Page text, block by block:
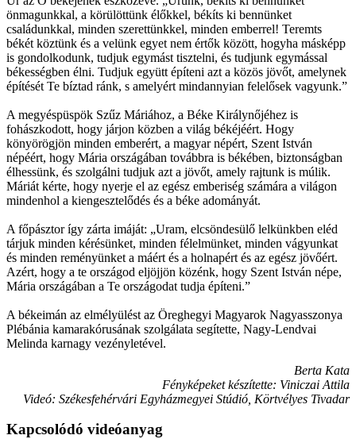
önmagunkkal, a körülöttünk élőkkel, békíts ki bennünket
családunkkal, minden szerettünkkel, minden emberrel! Teremts
békét köztünk és a velünk egyet nem értők között, hogyha másképp
is gondolkodunk, tudjuk egymást tisztelni, és tudjunk egymással
békességben élni. Tudjuk együtt építeni azt a közös jövőt, amelynek
építését Te bíztad ránk, s amelyért mindannyian felelősek vagyunk.”
A megyéspüspök Szűz Máriához, a Béke Királynőjéhez is
fohászkodott, hogy járjon közben a világ békéjéért. Hogy
könyörögjön minden emberért, a magyar népért, Szent István
népéért, hogy Mária országában továbbra is békében, biztonságban
élhessünk, és szolgálni tudjuk azt a jövőt, amely rajtunk is múlik.
Máriát kérte, hogy nyerje el az egész emberiség számára a világon
mindenhol a kiengesztelődés és a béke adományát.
A főpásztor így zárta imáját: „Uram, elcsöndesülő lelkünkben eléd
tárjuk minden kérésünket, minden félelmünket, minden vágyunkat
és minden reményünket a máért és a holnapért és az egész jövőért.
Azért, hogy a te országod eljöjjön közénk, hogy Szent István népe,
Mária országában a Te országodat tudja építeni.”
A békeimán az elmélyülést az Öreghegyi Magyarok Nagyasszonya
Plébánia kamarakórusának szolgálata segítette, Nagy-Lendvai
Melinda karnagy vezényletével.
Berta Kata
Fényképeket készítette: Viniczai Attila
Videó: Székesfehérvári Egyházmegyei Stúdió, Körtvélyes Tivadar
Kapcsolódó videóanyag